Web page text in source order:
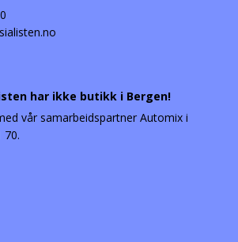
har ikke butikk i Bergen!
vår samarbeidspartner Automix i
70.